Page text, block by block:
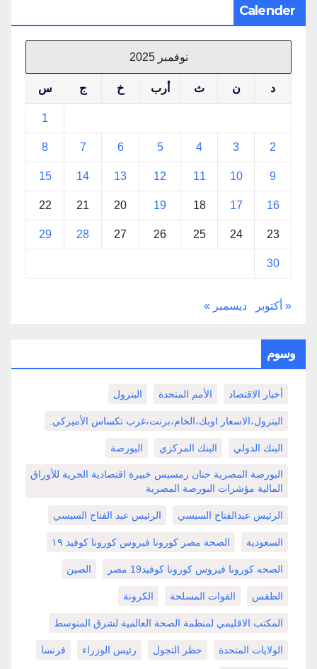
Calender
نوفمبر 2025
د ن ث أرب خ ج س
1
2
3
4
5
6
7
8
9
10
11
12
13
14
15
16
17
18
19
20
21
22
23
24
25
26
27
28
29
30
« أكتوبر ديسمبر »
وسوم
أخبار الاقتصاد الأمم المتحدة البترول
البترول،الاسعار اوبك،الخام،برنت،غرب تكساس الأميركي.
البنك الدولي البنك المركزي البورصة
البورصة المصرية حنان رمسيس خبيرة اقتصادية الحرية للأوراق
المالية مؤشرات البورصة المصرية
الرئيس عبدالفتاح السيسي الرئيس عبد الفتاح السيسي
السعودية الصحة مصر كورونا فيروس كورونا كوفيد ١٩
الصحه كورونا فيروس كورونا كوفيد19 مصر الصين
الطقس القوات المسلحة الكرونة
المكتب الاقليمي لمنظمة الصحة العالمية لشرق المتوسط
الولايات المتحدة حظر التجول رئيس الوزراء فرنسا